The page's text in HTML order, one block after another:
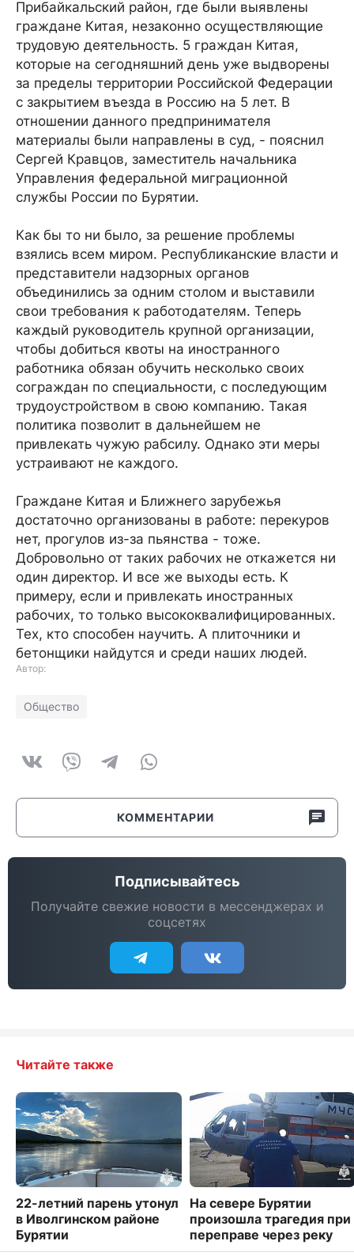
Прибайкальский район, где были выявлены
граждане Китая, незаконно осуществляющие
трудовую деятельность. 5 граждан Китая,
которые на сегодняшний день уже выдворены
за пределы территории Российской Федерации
с закрытием въезда в Россию на 5 лет. В
отношении данного предпринимателя
материалы были направлены в суд, - пояснил
Сергей Кравцов, заместитель начальника
Управления федеральной миграционной
службы России по Бурятии.
Как бы то ни было, за решение проблемы
взялись всем миром. Республиканские власти и
представители надзорных органов
объединились за одним столом и выставили
свои требования к работодателям. Теперь
каждый руководитель крупной организации,
чтобы добиться квоты на иностранного
работника обязан обучить несколько своих
сограждан по специальности, с последующим
трудоустройством в свою компанию. Такая
политика позволит в дальнейшем не
привлекать чужую рабсилу. Однако эти меры
устраивают не каждого.
Граждане Китая и Ближнего зарубежья
достаточно организованы в работе: перекуров
нет, прогулов из-за пьянства - тоже.
Добровольно от таких рабочих не откажется ни
один директор. И все же выходы есть. К
примеру, если и привлекать иностранных
рабочих, то только высококвалифицированных.
Тех, кто способен научить. А плиточники и
бетонщики найдутся и среди наших людей.
Автор:
Общество
КОММЕНТАРИИ
Подписывайтесь
Получайте свежие новости в мессенджерах и
соцсетях
Читайте также
22-летний парень утонул
в Иволгинском районе
Бурятии
На севере Бурятии
произошла трагедия при
переправе через реку